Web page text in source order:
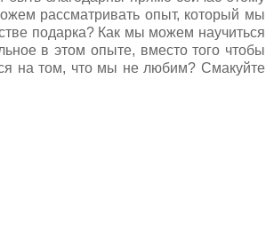
рассматривать опыт, который мы
подарка? Как мы можем научиться
в этом опыте, вместо того чтобы
на том, что мы не любим? Смакуйте